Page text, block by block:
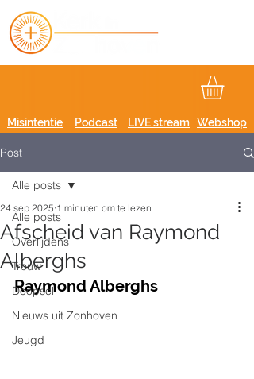
Podcast
Misintentie LIVE stream Webshop
Post
Alle posts
Overlijdens
Trouw
Doopsel
Nieuws uit Zonhoven
Jeugd
Alle posts
Afscheid van Raymond
Alberghs
24 sep 2025 1 minuten om te lezen
Raymond Alberghs